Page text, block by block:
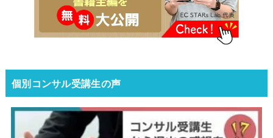
個別コンサル受講生の声